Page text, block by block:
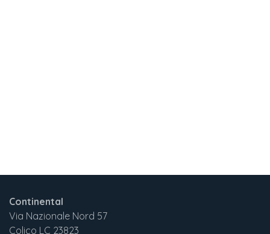
Continental
Via Nazionale Nord 57
Colico LC 23823